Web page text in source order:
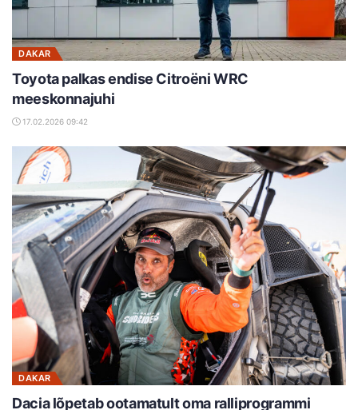
DAKAR
Toyota palkas endise Citroëni WRC
meeskonnajuhi
17.02.2026 09:42
DAKAR
Dacia lõpetab ootamatult oma ralliprogrammi